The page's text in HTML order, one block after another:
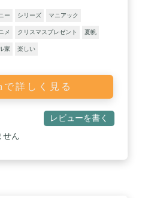
ー シリーズ マニアック
メ クリスマスプレゼント 夏帆
家 楽しい
で詳しく見る
レビューを書く
せん